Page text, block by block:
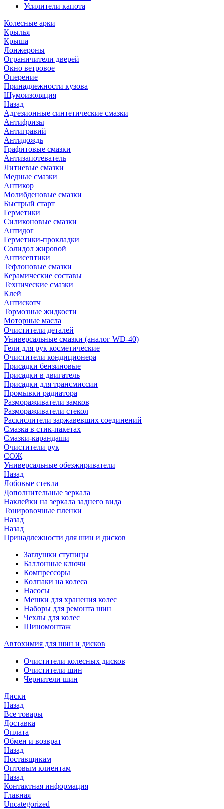
Усилители капота
Колесные арки
Крылья
Крыша
Лонжероны
Ограничители дверей
Окно ветровое
Оперение
Принадлежности кузова
Шумоизоляция
Назад
Адгезионные синтетические смазки
Антифризы
Антигравий
Антидождь
Графитовые смазки
Антизапотеватель
Литиевые смазки
Медные смазки
Антикор
Молибденовые смазки
Быстрый старт
Герметики
Силиконовые смазки
Антидог
Герметики-прокладки
Солидол жировой
Антисептики
Тефлоновые смазки
Керамические составы
Технические смазки
Клей
Антискотч
Тормозные жидкости
Моторные масла
Очистители деталей
Универсальные смазки (аналог WD-40)
Гели для рук косметические
Очистители кондиционера
Присадки бензиновые
Присадки в двигатель
Присадки для трансмиссии
Промывки радиатора
Размораживатели замков
Размораживатели стекол
Раскислители заржавевших соединений
Смазка в стик-пакетах
Смазки-карандаши
Очистители рук
СОЖ
Универсальные обезжириватели
Назад
Лобовые стекла
Дополнительные зеркала
Наклейки на зеркала заднего вида
Тонировочные пленки
Назад
Назад
Принадлежности для шин и дисков
Заглушки ступицы
Баллонные ключи
Компрессоры
Колпаки на колеса
Насосы
Мешки для хранения колес
Наборы для ремонта шин
Чехлы для колес
Шиномонтаж
Автохимия для шин и дисков
Очистители колесных дисков
Очистители шин
Чернители шин
Диски
Назад
Все товары
Доставка
Оплата
Обмен и возврат
Назад
Поставщикам
Оптовым клиентам
Назад
Контактная информация
Главная
Uncategorized